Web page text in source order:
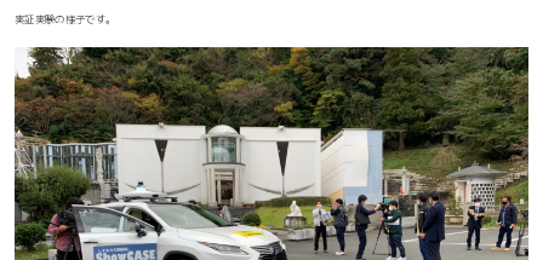
実証実験の様子です。